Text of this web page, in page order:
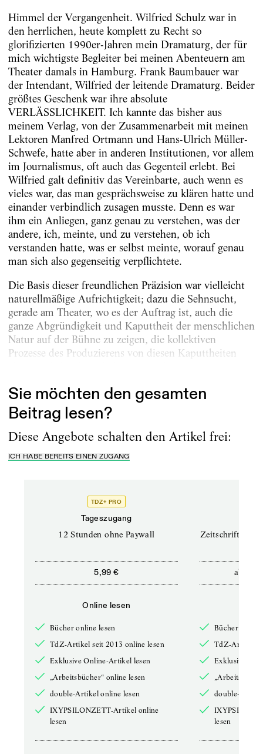
Himmel der Vergangenheit. Wilfried Schulz war in
den herrlichen, heute komplett zu Recht so
glorifizierten 1990er-Jahren mein Dramaturg, der für
mich wichtigste Begleiter bei meinen Abenteuern am
Theater damals in Hamburg. Frank Baumbauer war
der Intendant, Wilfried der leitende Dramaturg. Beider
größtes Geschenk war ihre absolute
VERLÄSSLICHKEIT. Ich kannte das bisher aus
meinem Verlag, von der Zusammenarbeit mit meinen
Lektoren Manfred Ortmann und Hans-Ulrich Müller-
Schwefe, hatte aber in anderen Institutionen, vor allem
im Journalismus, oft auch das Gegenteil erlebt. Bei
Wilfried galt definitiv das Vereinbarte, auch wenn es
vieles war, das man gesprächsweise zu klären hatte und
einander verbindlich zusagen musste. Denn es war
ihm ein Anliegen, ganz genau zu verstehen, was der
andere, ich, meinte, und zu verstehen, ob ich
verstanden hatte, was er selbst meinte, worauf genau
man sich also gegenseitig verpflichtete.
Die Basis dieser freundlichen Präzision war vielleicht
naturellmäßige Aufrichtigkeit; dazu die Sehnsucht,
gerade am Theater, wo es der Auftrag ist, auch die
ganze Abgründigkeit und Kaputtheit der menschlichen
Natur auf der Bühne zu zeigen, die kollektiven
Prozesse des Produzierens von diesen Kaputtheiten
Sie möchten den gesamten
Beitrag lesen?
Diese Angebote schalten den Artikel frei:
ICH HABE BEREITS EINEN ZUGANG
TDZ+ PRO
Tageszugang
12 Stunden ohne Paywall
5,99 €
Online lesen
Bücher online lesen
TdZ-Artikel seit 2013 online lesen
Exklusive Online-Artikel lesen
„Arbeitsbücher“ online lesen
double-Artikel online lesen
IXYPSILONZETT-Artikel online
lesen
Zeitschriften
ab
Bücher online
TdZ-Artikel
Exklusive
double-
lesen